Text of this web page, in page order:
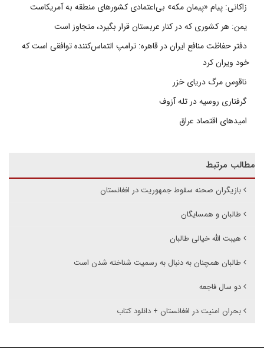
زاکانی: پیام «پیمان مکه» بی‌اعتمادی کشورهای منطقه به آمریکاست
یمن: هر کشوری که در کنار عربستان قرار بگیرد، متجاوز است
دفتر حفاظت منافع ایران در قاهره: ترامپ التماس‌کننده توافقی است که
خود ویران کرد
ناقوس مرگ دریای خزر
گرفتاری روسیه در تله آزوف
امیدهای اقتصاد عراق
مطالب مرتبط
بازیگران صحنه سقوط جمهوریت در افغانستان
طالبان و همسایگان
هیبت الله خیالی طالبان
طالبان همچنان به دنبال به رسمیت شناخته شدن است
دو سال فاجعه
بحران امنیت در افغانستان + دانلود کتاب